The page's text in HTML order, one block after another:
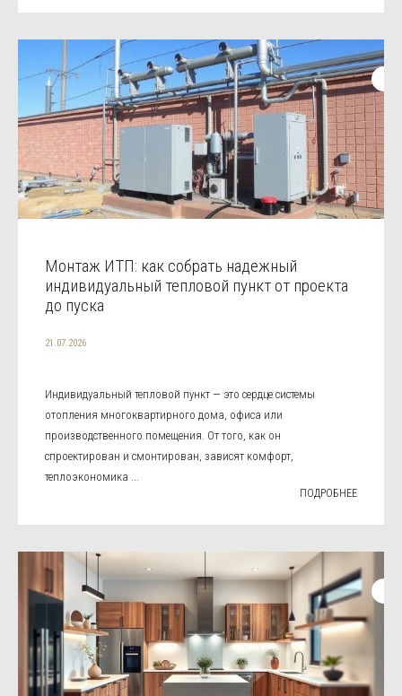
Монтаж ИТП: как собрать надежный
индивидуальный тепловой пункт от проекта
до пуска
21.07.2026
Индивидуальный тепловой пункт — это сердце системы
отопления многоквартирного дома, офиса или
производственного помещения. От того, как он
спроектирован и смонтирован, зависят комфорт,
теплоэкономика ...
ПОДРОБНЕЕ